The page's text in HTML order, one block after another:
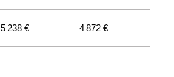
5 238 € 4 872 €